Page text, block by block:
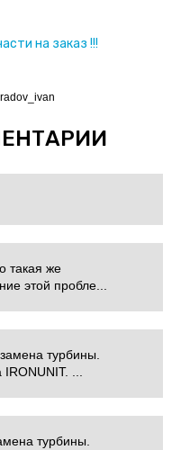
на заказ !!!
такая же
этой пробле...
турбины.
...
турбины.